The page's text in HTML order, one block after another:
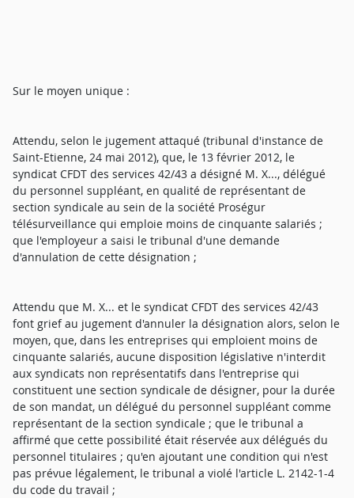
Sur le moyen unique :
Attendu, selon le jugement attaqué (tribunal d'instance de
Saint-Etienne, 24 mai 2012), que, le 13 février 2012, le
syndicat CFDT des services 42/43 a désigné M. X..., délégué
du personnel suppléant, en qualité de représentant de
section syndicale au sein de la société Proségur
télésurveillance qui emploie moins de cinquante salariés ;
que l'employeur a saisi le tribunal d'une demande
d'annulation de cette désignation ;
Attendu que M. X... et le syndicat CFDT des services 42/43
font grief au jugement d'annuler la désignation alors, selon le
moyen, que, dans les entreprises qui emploient moins de
cinquante salariés, aucune disposition législative n'interdit
aux syndicats non représentatifs dans l'entreprise qui
constituent une section syndicale de désigner, pour la durée
de son mandat, un délégué du personnel suppléant comme
représentant de la section syndicale ; que le tribunal a
affirmé que cette possibilité était réservée aux délégués du
personnel titulaires ; qu'en ajoutant une condition qui n'est
pas prévue légalement, le tribunal a violé l'article L. 2142-1-4
du code du travail ;